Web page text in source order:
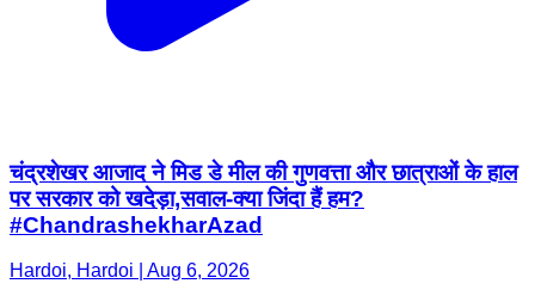
चंद्रशेखर आजाद ने मिड डे मील की गुणवत्ता और छात्राओं के हाल
पर सरकार को खदेड़ा,सवाल-क्या जिंदा हैं हम?
#ChandrashekharAzad
Hardoi, Hardoi | Aug 6, 2026